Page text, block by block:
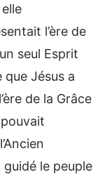
l’ère de
seul Esprit
Jésus a
de la Grâce
guidé le peuple